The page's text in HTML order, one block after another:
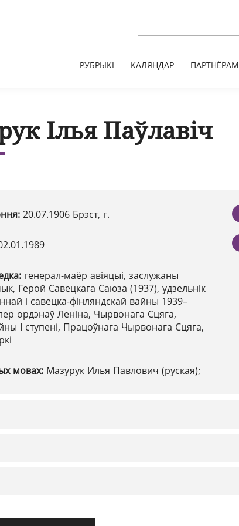
РУБРЫКІ КАЛЯНДАР ПАРТНЁРАМ
Ілья Паўлавіч
20.07.1906 Брэст, г.
генерал-маёр авіяцыі, заслужаны
Герой Савецкага Саюза (1937), удзельнік
і савецка-фінляндскай вайны 1939–
ордэнаў Леніна, Чырвонага Сцяга,
І ступені, Працоўнага Чырвонага Сцяга,
мовах: Мазурук Илья Павлович (руская);